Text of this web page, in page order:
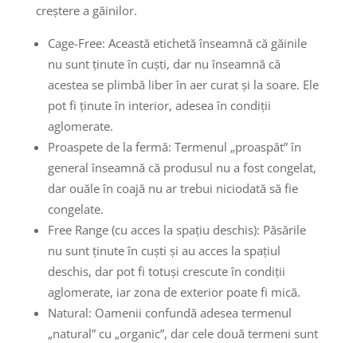
creștere a găinilor.
Cage-Free: Această etichetă înseamnă că găinile
nu sunt ținute în cuști, dar nu înseamnă că
acestea se plimbă liber în aer curat și la soare. Ele
pot fi ținute în interior, adesea în condiții
aglomerate.
Proaspete de la fermă: Termenul „proaspăt” în
general înseamnă că produsul nu a fost congelat,
dar ouăle în coajă nu ar trebui niciodată să fie
congelate.
Free Range (cu acces la spațiu deschis): Păsările
nu sunt ținute în cuști și au acces la spațiul
deschis, dar pot fi totuși crescute în condiții
aglomerate, iar zona de exterior poate fi mică.
Natural: Oamenii confundă adesea termenul
„natural” cu „organic”, dar cele două termeni sunt